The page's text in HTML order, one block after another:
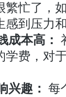
繁忙了，
感到压力
成本高：
学费，对
兴趣： 每